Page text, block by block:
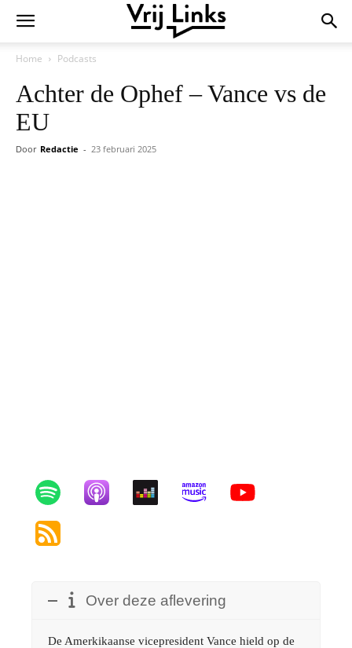
Home Podcasts
Achter de Ophef – Vance vs de
EU
Door Redactie - 23 februari 2025
Over deze aflevering
De Amerkikaanse vicepresident Vance hield op de